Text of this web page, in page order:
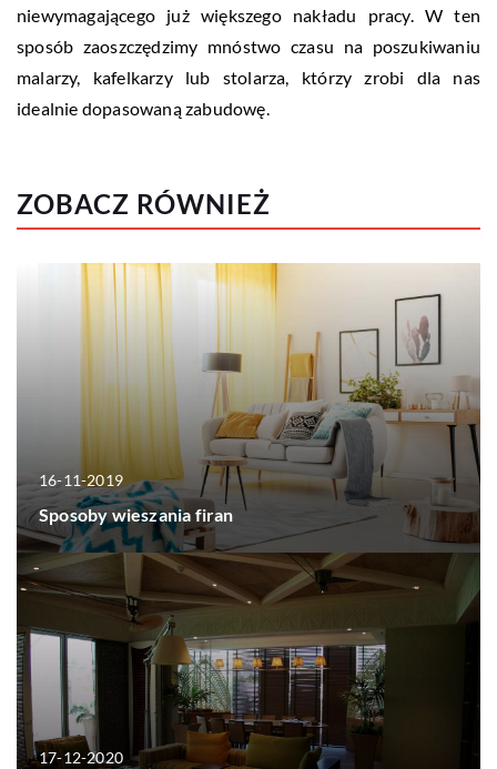
niewymagającego już większego nakładu pracy. W ten
sposób zaoszczędzimy mnóstwo czasu na poszukiwaniu
malarzy, kafelkarzy lub stolarza, którzy zrobi dla nas
idealnie dopasowaną zabudowę.
ZOBACZ RÓWNIEŻ
16-11-2019
Sposoby wieszania firan
17-12-2020